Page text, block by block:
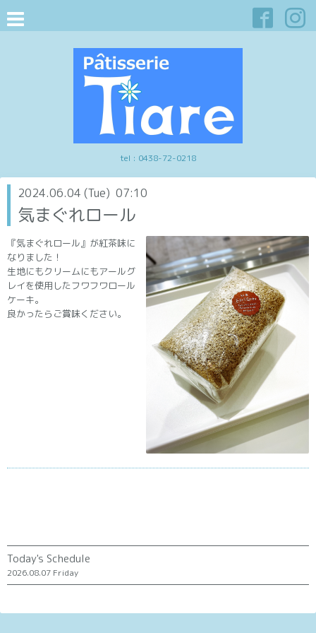
tel : 0438-72-0218
2024.06.04 (Tue) 07:10
気まぐれロール
『気まぐれロール』が紅茶味に
なりました！
生地にもクリームにもアールグ
レイを使用したフワフワロール
ケーキ。
良かったらご賞味ください。
Today's Schedule
2026.08.07 Friday